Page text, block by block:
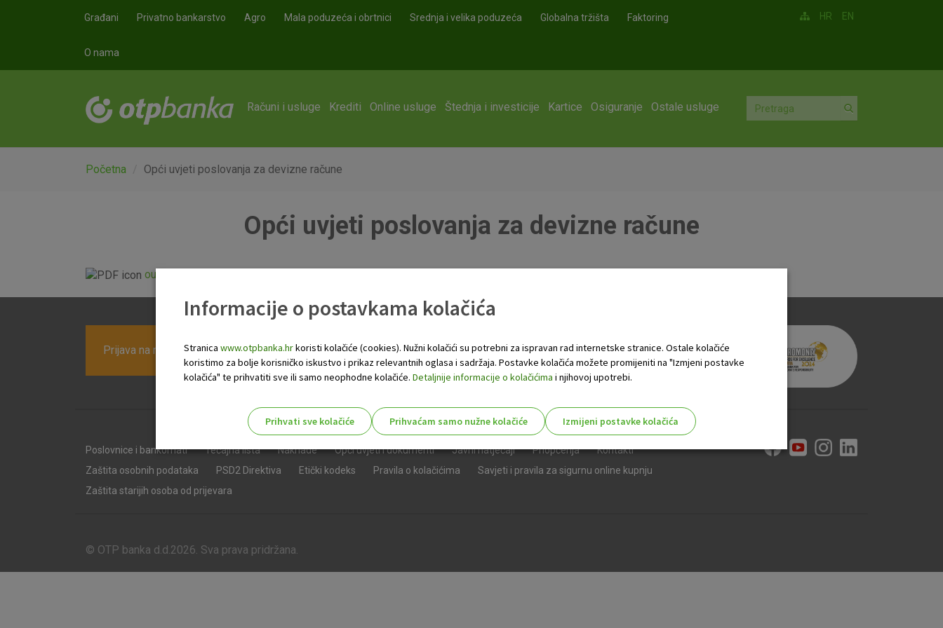
Građani Privatno bankarstvo Agro Mala poduzeća i obrtnici Srednja i velika poduzeća Globalna tržišta Faktoring
O nama
HR EN
Računi i usluge Krediti Online usluge Štednja i investicije Kartice Osiguranje Ostale usluge
Početna Opći uvjeti poslovanja za devizne račune
Opći uvjeti poslovanja za devizne račune
ou-devizni-racun_20140720.pdf
Prijava na newsletter OTP banke
Poslovnice i bankomati Tečajna lista Naknade Opći uvjeti i dokumenti Javni natječaji Priopćenja
Kontakti
Zaštita osobnih podataka
PSD2 Direktiva Etički kodeks Pravila o kolačićima
Savjeti i pravila za sigurnu online kupnju
Zaštita starijih osoba od prijevara
© OTP banka d.d.2026. Sva prava pridržana.
Informacije o postavkama kolačića
Stranica www.otpbanka.hrkoristi kolačiće (cookies). Nužni kolačići su potrebni za ispravan rad internetske stranice. Ostale kolačiće
koristimo za bolje korisničko iskustvo i prikaz relevantnih oglasa i sadržaja. Postavke kolačića možete promijeniti na "Izmjeni postavke
kolačića" te prihvatiti sve ili samo neophodne kolačiće. Detaljnije informacije o kolačićima i njihovoj upotrebi.
Prihvati sve kolačiće Prihvaćam samo nužne kolačiće
Izmijeni postavke kolačića